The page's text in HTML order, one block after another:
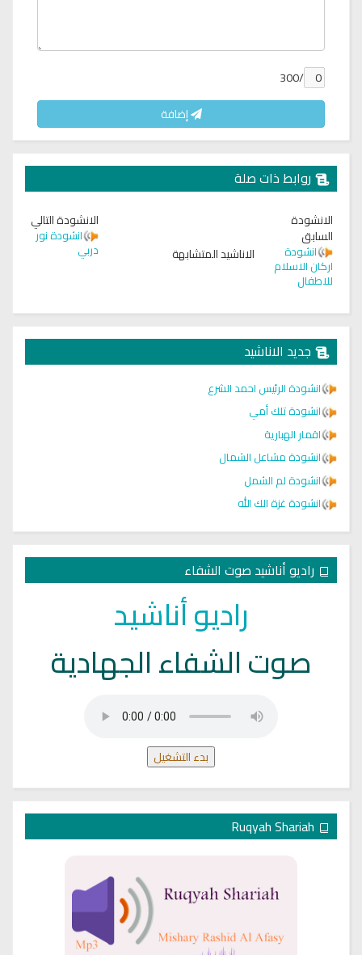
/300
إضافة
روابط ذات صلة
الانشودة
السابق
انشودة
اركان الاسلام
للاطفال
الاناشيد المتشابهة
الانشودة التالي
انشودة نور
دربي
جديد الاناشيد
انشودة الرئيس احمد الشرع
انشودة تلك أمي
اقمار الهبارية
انشودة مشاعل الشمال
انشودة لم الشمل
انشودة غزة الك الله
راديو أناشيد صوت الشفاء
راديو أناشيد
صوت الشفاء الجهادية
بدء التشغيل